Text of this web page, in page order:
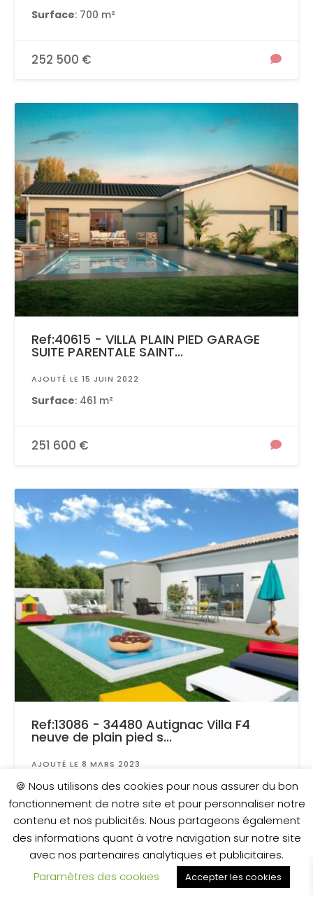
Surface: 700 m²
252 500 €
Ref:40615 - VILLA PLAIN PIED GARAGE
SUITE PARENTALE SAINT...
AJOUTÉ LE 15 JUIN 2022
Surface: 461 m²
251 600 €
Ref:13086 - 34480 Autignac Villa F4
neuve de plain pied s...
AJOUTÉ LE 8 MARS 2023
Surface: 411 m²
314 850 €
🍪 Nous utilisons des cookies pour nous assurer du bon
fonctionnement de notre site et pour personnaliser notre
contenu et nos publicités. Nous partageons également
des informations quant à votre navigation sur notre site
avec nos partenaires analytiques et publicitaires.
Paramètres des cookies
Accepter les cookies